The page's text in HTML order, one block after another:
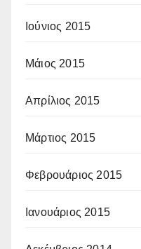
Ιούνιος 2015
Μάιος 2015
Απρίλιος 2015
Μάρτιος 2015
Φεβρουάριος 2015
Ιανουάριος 2015